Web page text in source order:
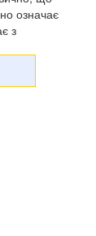
означає
з